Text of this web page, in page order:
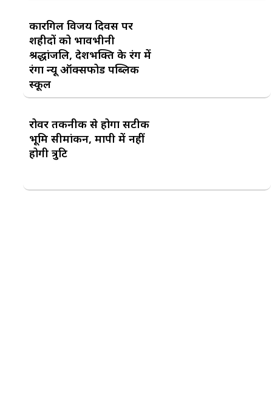
कारगिल विजय दिवस पर
शहीदों को भावभीनी
श्रद्धांजलि, देशभक्ति के रंग में
रंगा न्यू ऑक्सफोर्ड पब्लिक
स्कूल
रोवर तकनीक से होगा सटीक
भूमि सीमांकन, मापी में नहीं
होगी त्रुटि